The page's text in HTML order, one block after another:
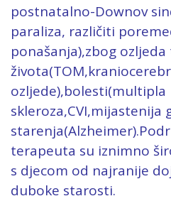
postnatalno-Downov
paraliza, različiti
ponašanja),zbog
ozljede),bolesti(multipla
skleroza,CVI,mijastenija
starenja(Alzheimer).
terapeuta su iznimno
s djecom od najranije
duboke starosti.